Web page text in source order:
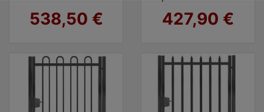
Prix
538,50 € Prix
427,90 €